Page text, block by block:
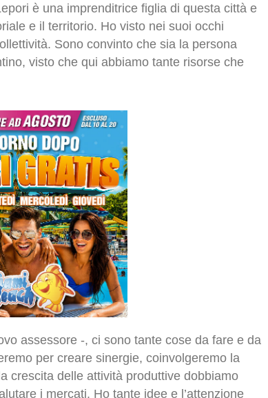
è una imprenditrice figlia di questa città e
e il territorio. Ho visto nei suoi occhi
Sono convinto che sia la persona
visto che qui abbiamo tante risorse che
assessore -, ci sono tante cose da fare e da
per creare sinergie, coinvolgeremo la
crescita delle attività produttive dobbiamo
i mercati. Ho tante idee e l’attenzione